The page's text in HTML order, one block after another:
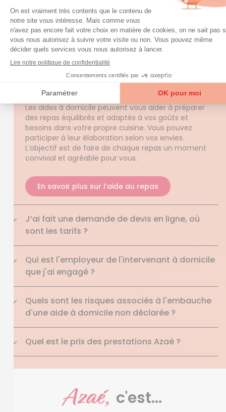
QUESTIONS FRÉQUENTES
Unequestion sur nos services ?
Accéder à la FAQ Trouver mon agence
Qu’est-ce que l’aide au repas proposé par
Azaé ?
Les aides à domicile peuvent vous aider à préparer
des repas équilibrés et adaptés à vos goûts et
besoins dans votre propre cuisine. Vous pouvez
participer à leur élaboration selon vos envies.
L’objectif est de faire de chaque repas un moment
convivial et agréable pour vous.
En savoir plus sur l’aide au repas
J’ai fait une demande de devis en ligne, où
sont les tarifs ?
Qui est l'employeur de l'intervenant à domicile
que j'ai engagé ?
Quels sont les risques associés à l'embauche
d'une aide à domicile non déclarée ?
Quel est le prix des prestations Azaé ?
Azaé, c'est...